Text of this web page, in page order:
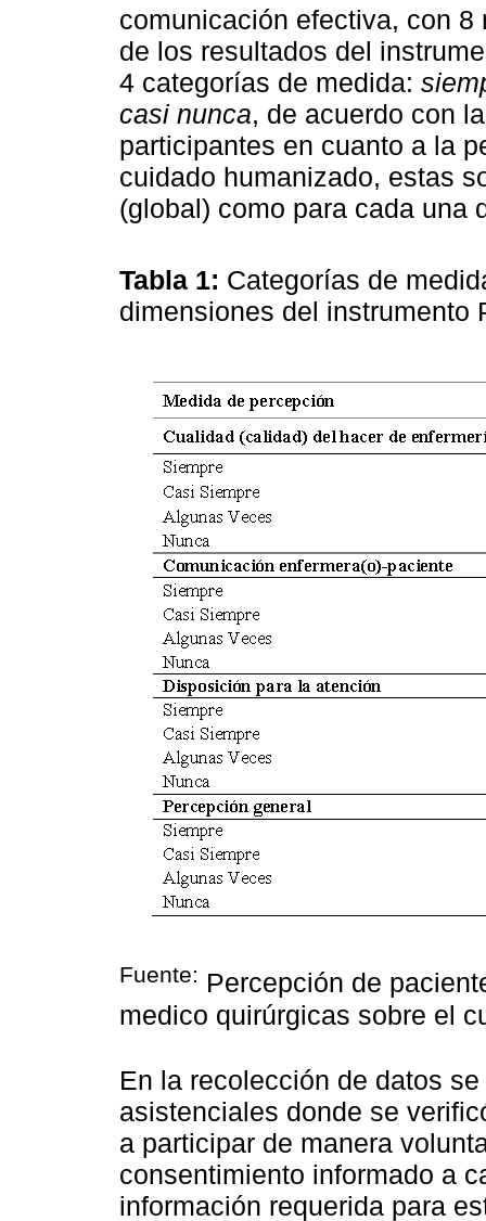
comunicación efectiva, con 8
de los resultados del
4 categorías de medida:
casi nunca, de acuerdo con
participantes en cuanto a la
cuidado humanizado, estas
(global) como para cada una
Tabla 1: Categorías de
dimensiones del instrumento
Fuente: Percepción de
medico quirúrgicas sobre el
En la recolección de datos
asistenciales donde se
a participar de manera
consentimiento informado a
información requerida para